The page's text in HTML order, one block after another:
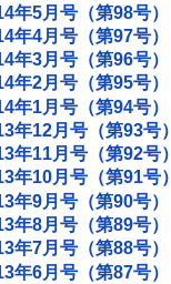
年5月号（第98号）
年4月号（第97号）
年3月号（第96号）
年2月号（第95号）
年1月号（第94号）
年12月号（第93号）
年11月号（第92号）
年10月号（第91号）
年9月号（第90号）
年8月号（第89号）
年7月号（第88号）
年6月号（第87号）